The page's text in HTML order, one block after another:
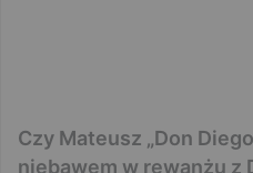
Czy Mateusz „Don
niebawem w rewanżu z